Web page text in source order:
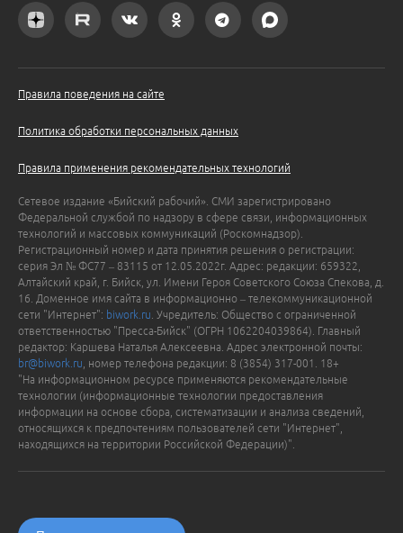
Правила поведения на сайте
Политика обработки персональных данных
Правила применения рекомендательных технологий
Сетевое издание «Бийский рабочий». СМИ зарегистрировано
Федеральной службой по надзору в сфере связи, информационных
технологий и массовых коммуникаций (Роскомнадзор).
Регистрационный номер и дата принятия решения о регистрации:
серия Эл № ФС77 – 83115 от 12.05.2022г. Адрес: редакции: 659322,
Алтайский край, г. Бийск, ул. Имени Героя Советского Союза Спекова, д.
16. Доменное имя сайта в информационно – телекоммуникационной
сети "Интернет": biwork.ru . Учредитель: Общество с ограниченной
ответственностью "Пресса-Бийск" (ОГРН 1062204039864). Главный
редактор: Каршева Наталья Алексеевна. Адрес электронной почты:
br@biwork.ru , номер телефона редакции: 8 (3854) 317-001. 18+
"На информационном ресурсе применяются рекомендательные
технологии (информационные технологии предоставления
информации на основе сбора, систематизации и анализа сведений,
относящихся к предпочтениям пользователей сети "Интернет",
находящихся на территории Российской Федерации)".